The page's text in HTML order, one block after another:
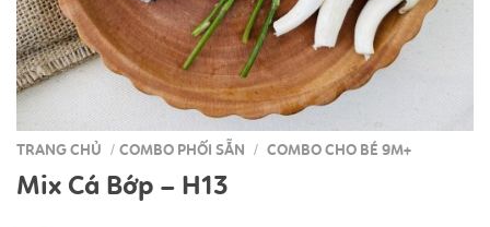
TRANG CHỦ / COMBO PHỐI SẴN / COMBO CHO BÉ 9M+
Mix Cá Bớp – H13